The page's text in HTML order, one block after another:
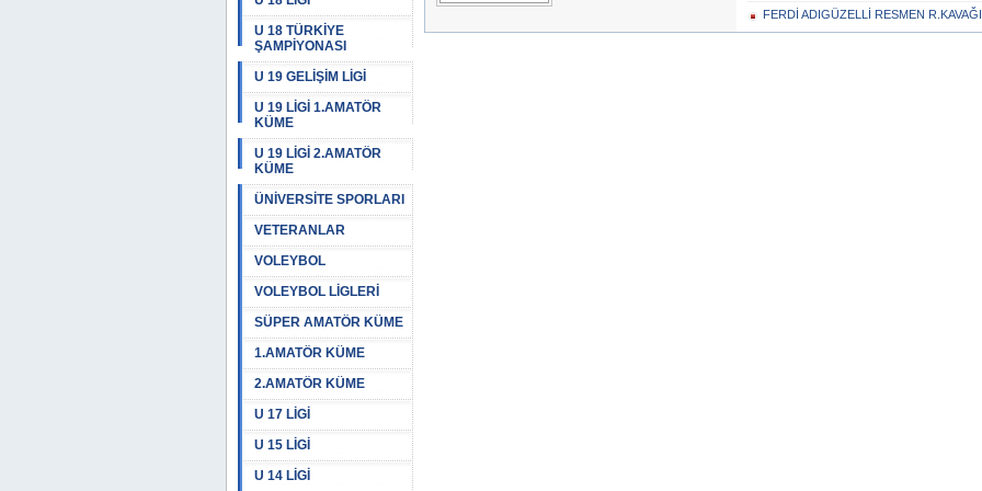
U 18 TÜRKİYE
ŞAMPİYONASI
U 19 GELİŞİM LİGİ
U 19 LİGİ 1.AMATÖR
KÜME
U 19 LİGİ 2.AMATÖR
KÜME
ÜNİVERSİTE SPORLARI
VETERANLAR
VOLEYBOL
VOLEYBOL LİGLERİ
SÜPER AMATÖR KÜME
1.AMATÖR KÜME
2.AMATÖR KÜME
U 17 LİGİ
U 15 LİGİ
U 14 LİGİ
FERDİ ADIGÜZELLİ RESMEN